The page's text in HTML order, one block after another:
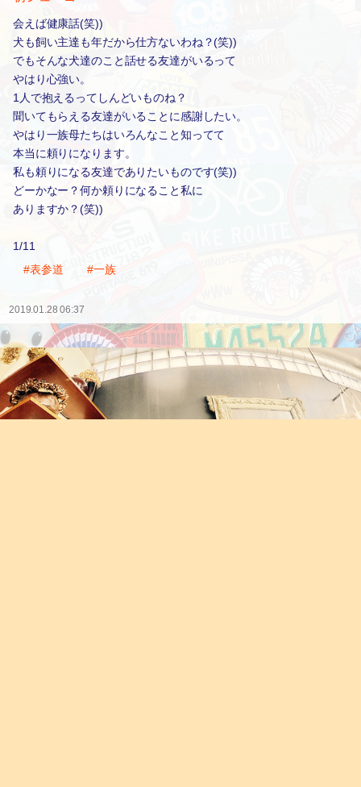
会えば健康話(笑))
犬も飼い主達も年だから仕方ないわね？(笑))
でもそんな犬達のこと話せる友達がいるって
やはり心強い。
1人で抱えるってしんどいものね？
聞いてもらえる友達がいることに感謝したい。
やはり一族母たちはいろんなこと知ってて
本当に頼りになります。
私も頼りになる友達でありたいものです(笑))
どーかなー？何か頼りになること私に
ありますか？(笑))
1/11
#表参道
#一族
2019.01.28 06:37